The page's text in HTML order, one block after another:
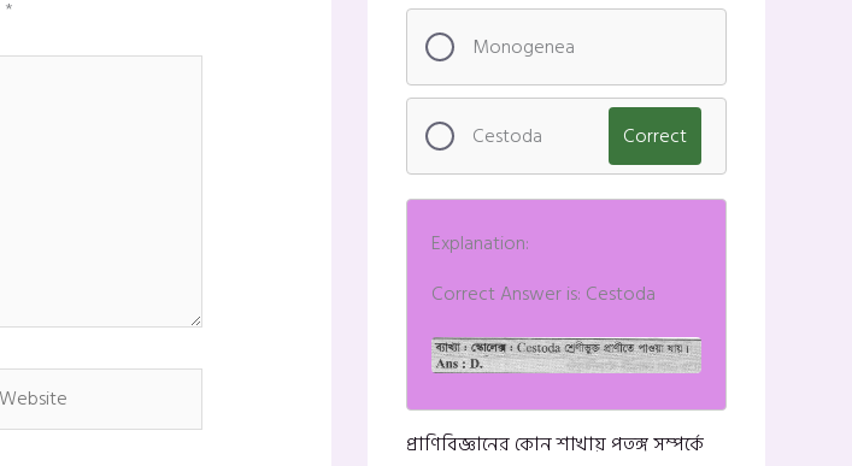
*
Monogenea
Cestoda Correct
Explanation:
Correct Answer is: Cestoda
প্রাণিবিজ্ঞানের কোন শাখায় পতঙ্গ সম্পর্কে